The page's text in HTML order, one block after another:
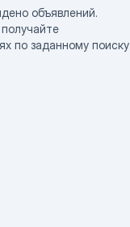
объявлений.
по заданному поиску